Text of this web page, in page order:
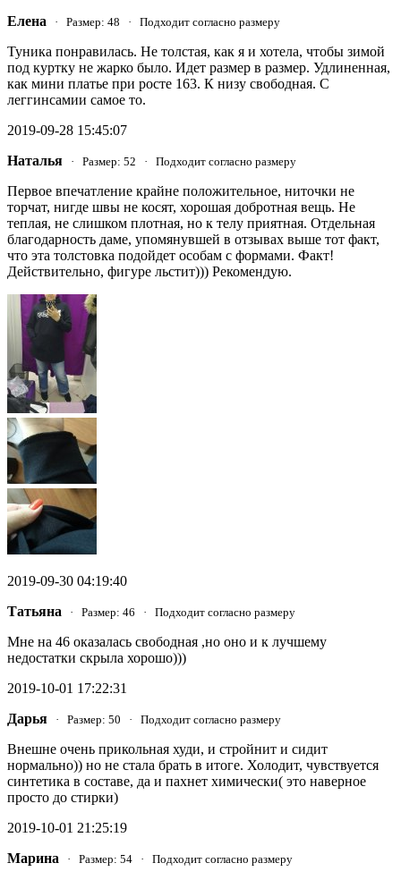
Елена · Размер: 48 · Подходит согласно размеру
Туника понравилась. Не толстая, как я и хотела, чтобы зимой
под куртку не жарко было. Идет размер в размер. Удлиненная,
как мини платье при росте 163. К низу свободная. С
леггинсамии самое то.
2019-09-28 15:45:07
Наталья · Размер: 52 · Подходит согласно размеру
Первое впечатление крайне положительное, ниточки не
торчат, нигде швы не косят, хорошая добротная вещь. Не
теплая, не слишком плотная, но к телу приятная. Отдельная
благодарность даме, упомянувшей в отзывах выше тот факт,
что эта толстовка подойдет особам с формами. Факт!
Действительно, фигуре льстит))) Рекомендую.
2019-09-30 04:19:40
Татьяна · Размер: 46 · Подходит согласно размеру
Мне на 46 оказалась свободная ,но оно и к лучшему
недостатки скрыла хорошо)))
2019-10-01 17:22:31
Дарья · Размер: 50 · Подходит согласно размеру
Внешне очень прикольная худи, и стройнит и сидит
нормально)) но не стала брать в итоге. Холодит, чувствуется
синтетика в составе, да и пахнет химически( это наверное
просто до стирки)
2019-10-01 21:25:19
Марина · Размер: 54 · Подходит согласно размеру